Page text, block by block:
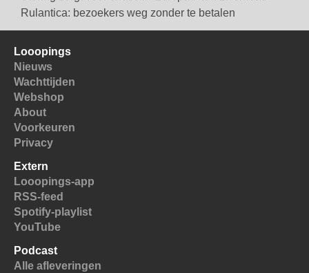
Rulantica: bezoekers weg zonder te betalen
Looopings
Nieuws
Wachttijden
Webshop
About
Voorkeuren
Privacy
Extern
Looopings-app
RSS-feed
Spotify-playlist
YouTube
Podcast
Alle afleveringen